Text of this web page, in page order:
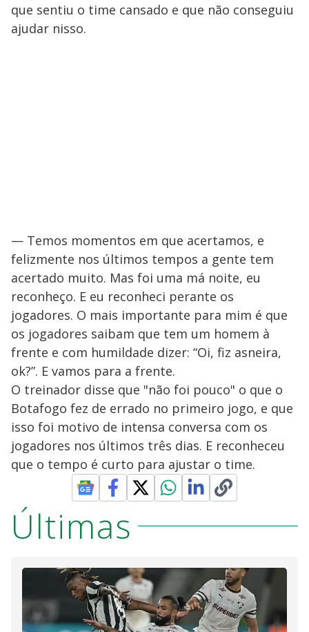
que sentiu o time cansado e que não conseguiu
ajudar nisso.
— Temos momentos em que acertamos, e
felizmente nos últimos tempos a gente tem
acertado muito. Mas foi uma má noite, eu
reconheço. E eu reconheci perante os
jogadores. O mais importante para mim é que
os jogadores saibam que tem um homem à
frente e com humildade dizer: “Oi, fiz asneira,
ok?”. E vamos para a frente.
O treinador disse que "não foi pouco" o que o
Botafogo fez de errado no primeiro jogo, e que
isso foi motivo de intensa conversa com os
jogadores nos últimos três dias. E reconheceu
que o tempo é curto para ajustar o time.
Últimas